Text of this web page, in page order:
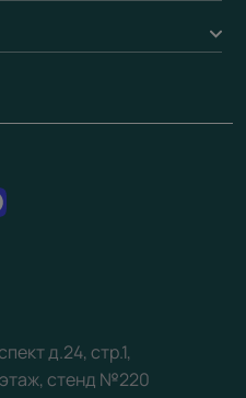
д.24, стр.1,
стенд №220